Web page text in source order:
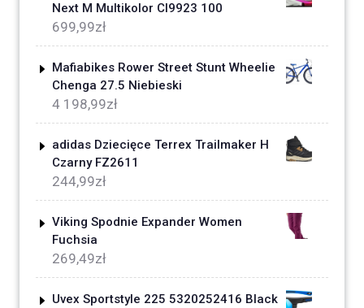
Next M Multikolor CI9923 100
699,99zł
Mafiabikes Rower Street Stunt Wheelie
Chenga 27.5 Niebieski
4 198,99zł
adidas Dziecięce Terrex Trailmaker H
Czarny FZ2611
244,99zł
Viking Spodnie Expander Women
Fuchsia
269,49zł
Uvex Sportstyle 225 5320252416 Black